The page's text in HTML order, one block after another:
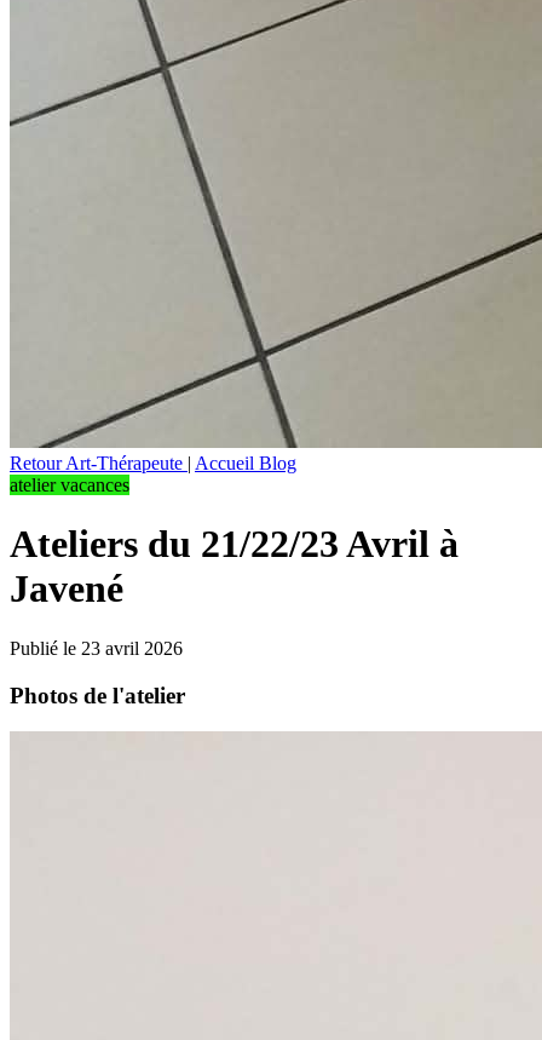
Retour Art-Thérapeute | Accueil Blog
atelier vacances
Ateliers du 21/22/23 Avril à
Javené
Publié le 23 avril 2026
Photos de l'atelier